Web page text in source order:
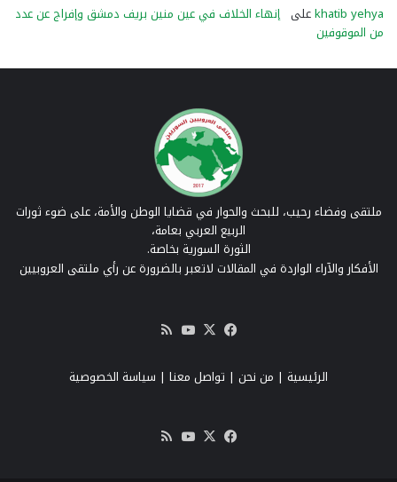
khatib yehyaعلى إنهاء الخلاف في عين منين بريف دمشق وإفراج عن عدد
من الموقوفين
ملتقى وفضاء رحيب، للبحث والحوار في قضايا الوطن والأمة، على ضوء ثورات
الربيع العربي بعامة،
الثورة السورية بخاصة.
الأفكار والآراء الواردة في المقالات لاتعبر بالضرورة عن رأي ملتقى العروبيين
فيسبوك
‫X
‫YouTube
RSS
الرئيسية | من نحن | تواصل معنا | سياسة الخصوصية
فيسبوك
‫X
‫YouTube